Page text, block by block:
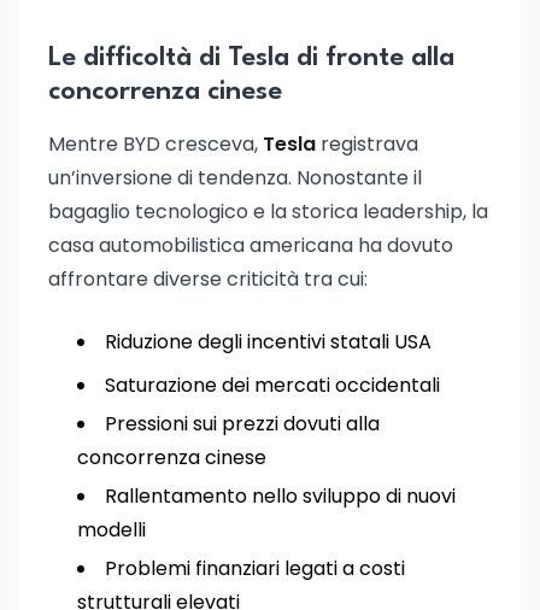
Le difficoltà di Tesla di fronte alla
concorrenza cinese
Mentre BYD cresceva, Tesla registrava
un’inversione di tendenza. Nonostante il
bagaglio tecnologico e la storica leadership, la
casa automobilistica americana ha dovuto
affrontare diverse criticità tra cui:
Riduzione degli incentivi statali USA
Saturazione dei mercati occidentali
Pressioni sui prezzi dovuti alla
concorrenza cinese
Rallentamento nello sviluppo di nuovi
modelli
Problemi finanziari legati a costi
strutturali elevati